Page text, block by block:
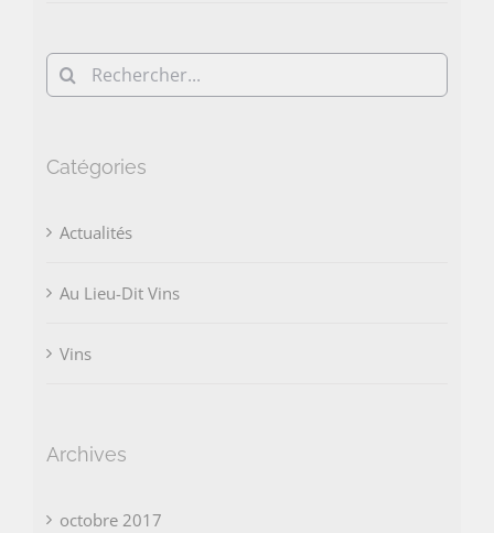
Rechercher:
Catégories
Actualités
Au Lieu-Dit Vins
Vins
Archives
octobre 2017